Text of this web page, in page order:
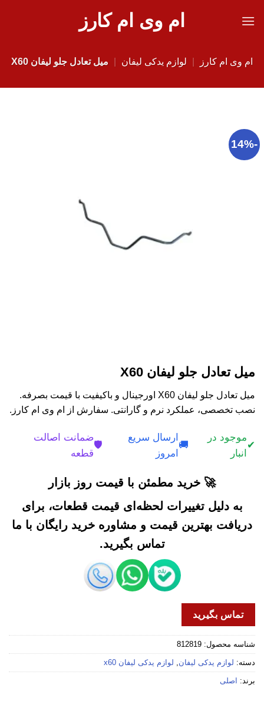
ام وی ام کارز
ام وی ام کارز لوازم یدکی لیفان میل تعادل جلو لیفان X60
-14%
میل تعادل جلو لیفان X60
میل تعادل جلو لیفان X60 اورجینال و باکیفیت با قیمت بصرفه.
نصب تخصصی، عملکرد نرم و گارانتی. سفارش از ام وی ام کارز.
✔
موجود در
انبار
🚚
ارسال سریع
امروز
🛡️
ضمانت اصالت
قطعه
🚀 خرید مطمئن با قیمت روز بازار
به دلیل تغییرات لحظه‌ای قیمت قطعات، برای
دریافت بهترین قیمت و مشاوره خرید رایگان با ما
تماس بگیرید.
تماس بگیرید
شناسه محصول: 812819
دسته: لوازم یدکی لیفان, لوازم یدکی لیفان x60
برند: اصلی